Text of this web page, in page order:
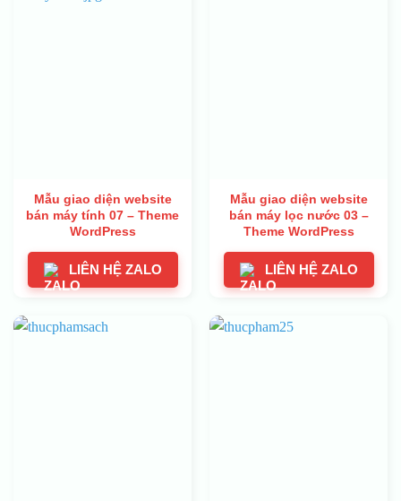
Mẫu giao diện website
bán máy tính 07 – Theme
WordPress
LIÊN HỆ ZALO
Mẫu giao diện website
bán máy lọc nước 03 –
Theme WordPress
LIÊN HỆ ZALO